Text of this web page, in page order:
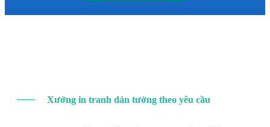
Xưởng in tranh dán tường theo yêu cầu